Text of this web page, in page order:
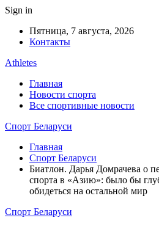
Sign in
Пятница, 7 августа, 2026
Контакты
Athletes
Главная
Новости спорта
Все спортивные новости
Спорт Беларуси
Главная
Спорт Беларуси
Биатлон. Дарья Домрачева о
спорта в «Азию»: было бы
обидеться на остальной мир
Спорт Беларуси